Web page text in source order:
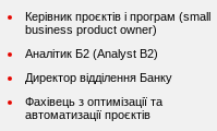
Керівник проєктів і програм (small
business product owner)
Аналітик Б2 (Analyst B2)
Директор відділення Банку
Фахівець з оптимізації та
автоматизації проєктів